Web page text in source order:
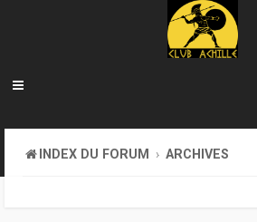
INDEX DU FORUM ARCHIVES